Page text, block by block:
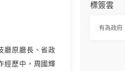
廳原廳長、省政
經歷中，周國輝
標簽雲
有為政府